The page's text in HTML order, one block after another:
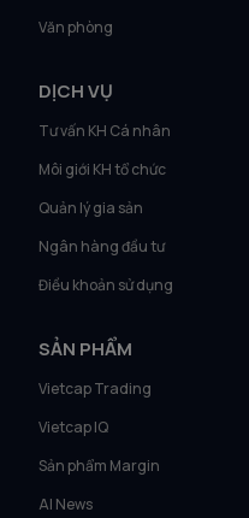
Văn phòng
DỊCH VỤ
Tư vấn KH Cá nhân
Môi giới KH tổ chức
Quản lý gia sản
Ngân hàng đầu tư
Điều khoản sử dụng
SẢN PHẨM
Vietcap Trading
Vietcap IQ
Sản phẩm Margin
AI News